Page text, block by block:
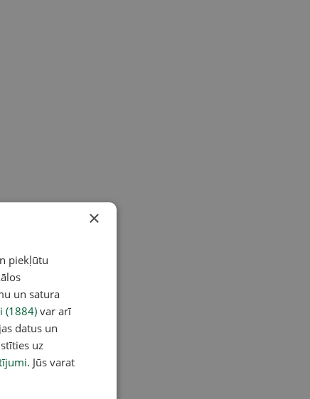
×
piekļūtu
un satura
(1884) var arī
datus un
uz
. Jūs varat